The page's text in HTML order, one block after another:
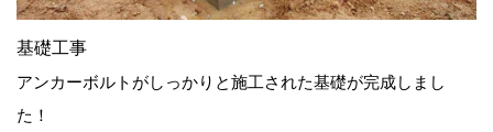
基礎工事
アンカーボルトがしっかりと施工された基礎が完成しまし
た！